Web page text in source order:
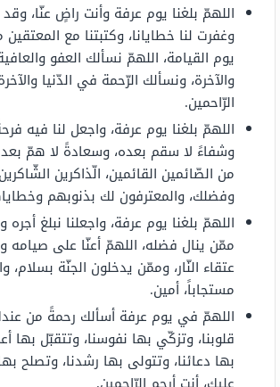
اللهمّ بلغنا يوم عرفة وأنت راضٍ عنّا،
وغفرت لنا خطايانا، وكتبتنا مع
يوم القيامة، اللهمّ نسألك العفو
والآخرة، ونسألك الرّحمة في الدّنيا
الرّاحمين.
اللهمّ بلغنا يوم عرفة، واجعل لنا فيه
وشفاءً لا سقم بعده، وسعادةً لا همّ
من الصّائمين القائمين، الّذاكرين
وفضلك، والمعترفون لك بذنوبهم
اللهمّ بلغنا يوم عرفة، واجعلنا نبلغ أجره
ممّن ينال فضله، اللهمّ أعنّا على صيامه
عتقاء النّار، وممّن يدخلون الجنّة بسلام،
مستجاباً، أمين.
اللهمّ في يوم عرفة أسألك رحمةً من
قلوبنا، وتزكّي بها نفوسنا، وتتقبّل بها
بها دعائنا، وتتولى بها رشدنا، وتصلح بها